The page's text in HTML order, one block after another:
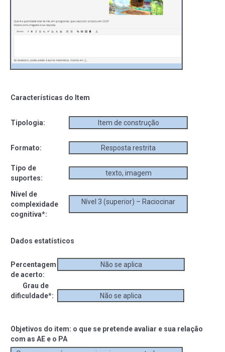
Características do Item
Tipologia: Item de construção
Formato: Resposta restrita
Tipo de
suportes:
texto, imagem
Nível de
complexidade
cognitiva*:
Nível 3 (superior) – Raciocinar
Dados estatísticos
Percentagem
de acerto:
Não se aplica
Grau de
dificuldade*:
Não se aplica
Objetivos do item: o que se pretende avaliar e sua relação
com as AE e o PA